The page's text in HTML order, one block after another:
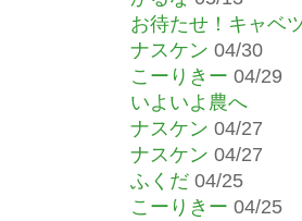
お待たせ！キャベ
ナスケン 04/30
こーりきー 04/29
いよいよ農へ
ナスケン 04/27
ナスケン 04/27
ふくだ 04/25
こーりきー 04/25